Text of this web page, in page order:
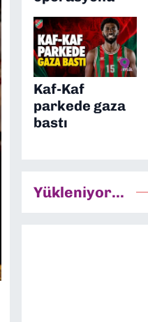
Kaf-Kaf
parkede gaza
bastı
Yükleniyor...